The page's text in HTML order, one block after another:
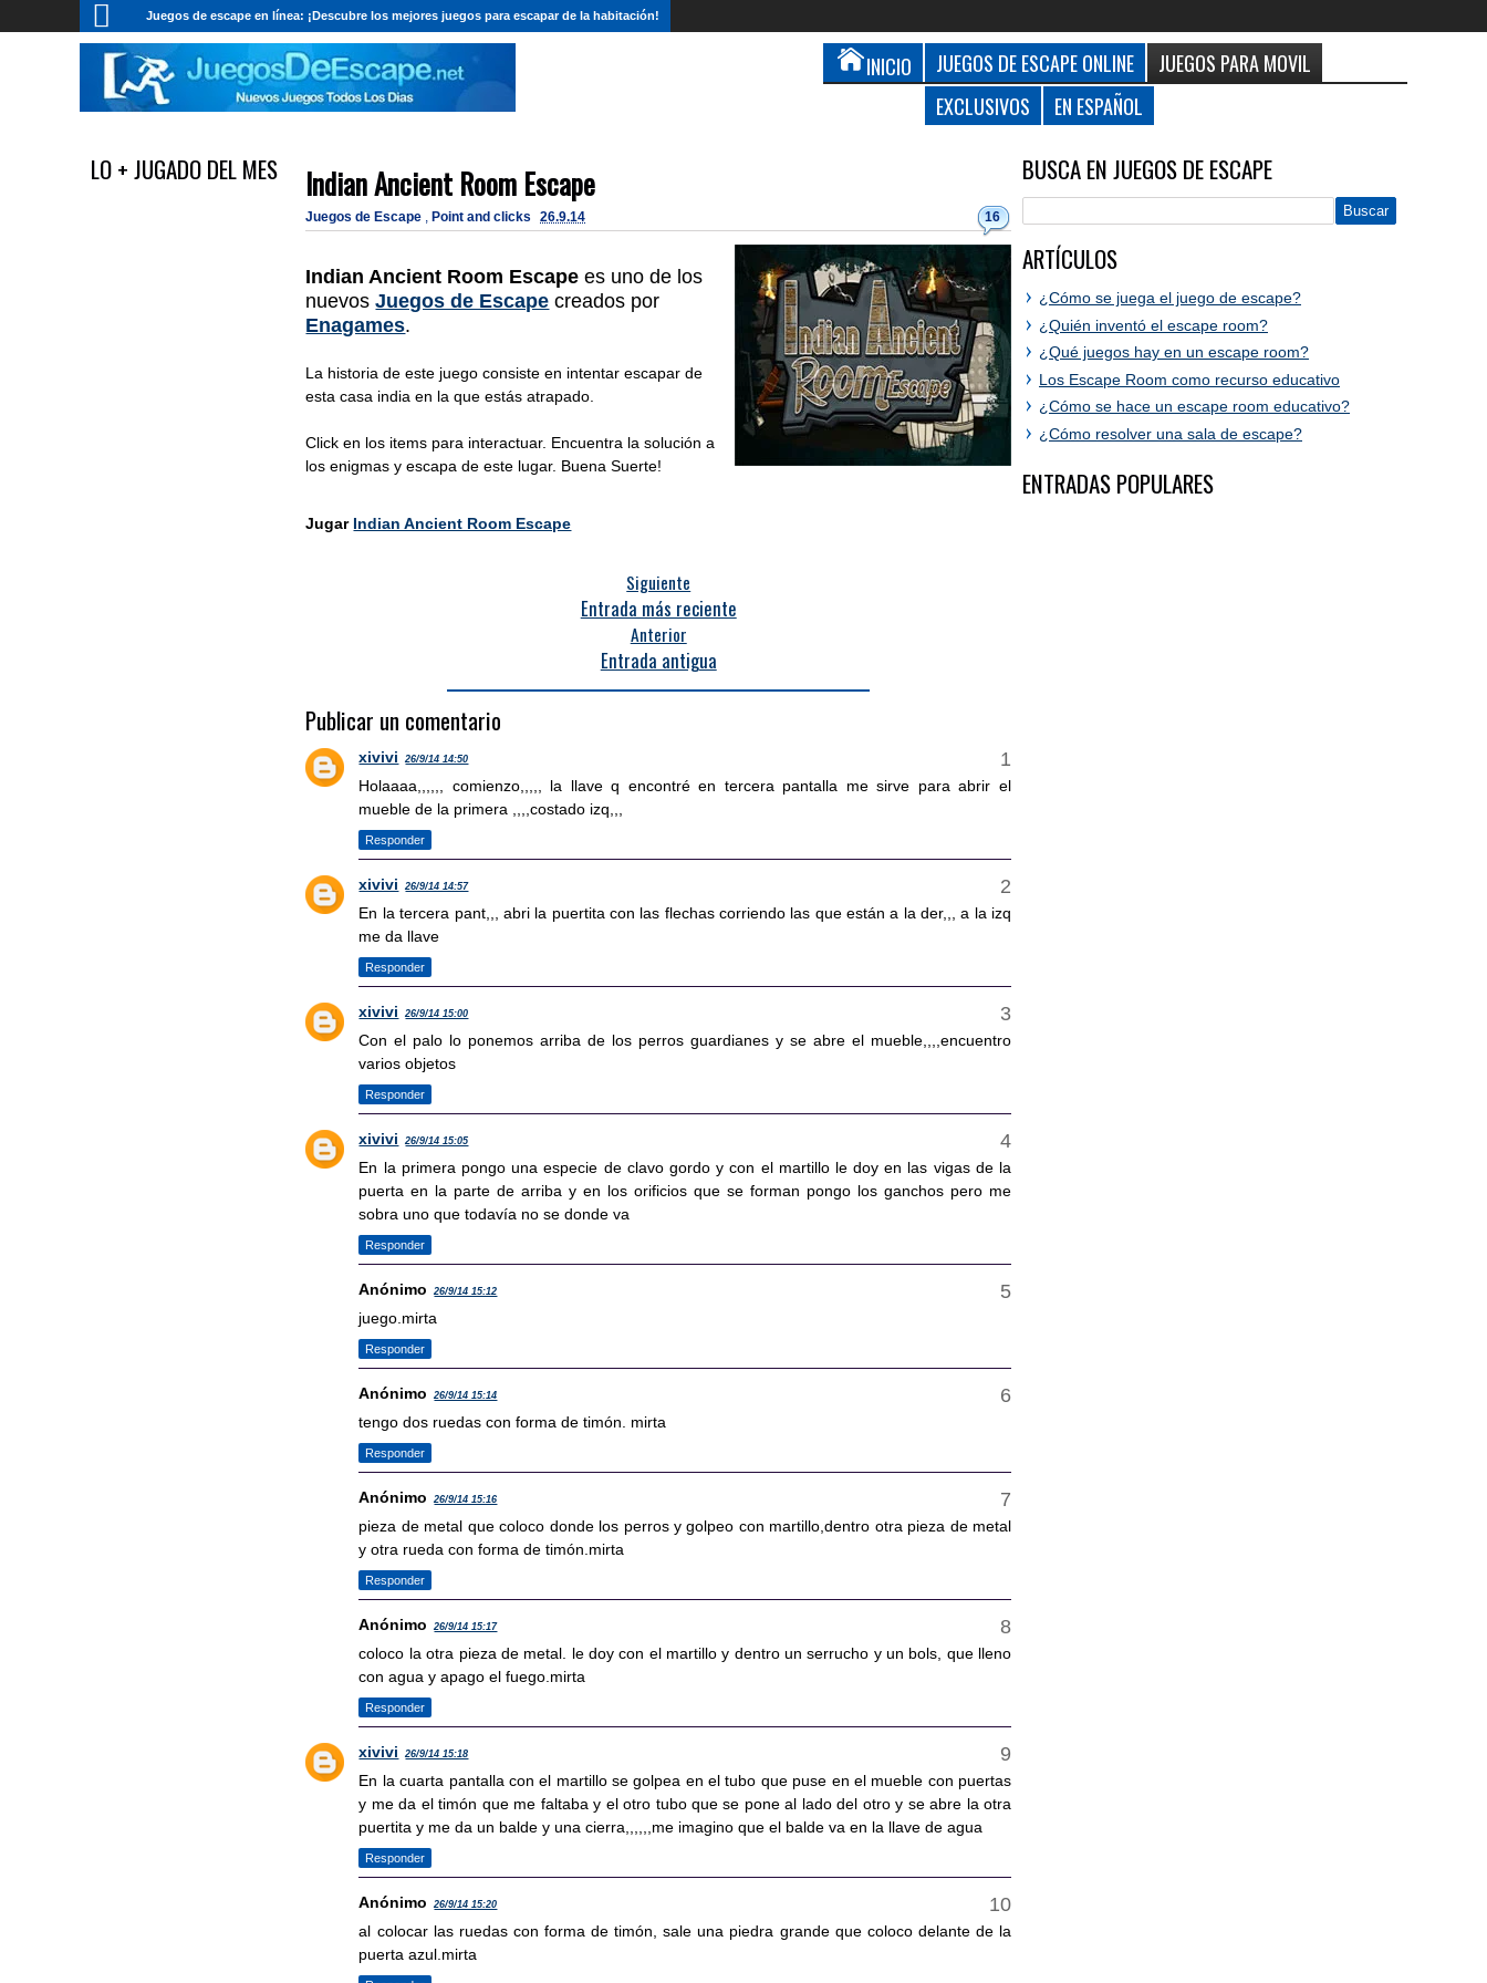
Juegos de escape en línea: ¡Descubre los mejores juegos para escapar de la habitación!
INICIO JUEGOS DE ESCAPE ONLINE
JUEGOS PARA MOVIL
EXCLUSIVOS
EN ESPAÑOL
Indian Ancient Room Escape
16
Juegos de Escape , Point and clicks 26.9.14
Indian Ancient Room Escape es uno de los
nuevosJuegos de Escape creados por
Enagames.
La historia de este juego consiste en intentar escapar de
esta casa india en la que estás atrapado.
Click en los items para interactuar. Encuentra la solución a
los enigmas y escapa de este lugar. Buena Suerte!
Jugar Indian Ancient Room Escape
Siguiente
Entrada más reciente
Anterior
Entrada antigua
Publicar un comentario
xivivi 26/9/14 14:50
Holaaaa,,,,,, comienzo,,,,, la llave q encontré en tercera pantalla me sirve para abrir el
mueble de la primera ,,,,costado izq,,,
Responder
xivivi 26/9/14 14:57
En la tercera pant,,, abri la puertita con las flechas corriendo las que están a la der,,, a la izq
me da llave
Responder
xivivi 26/9/14 15:00
Con el palo lo ponemos arriba de los perros guardianes y se abre el mueble,,,,encuentro
varios objetos
Responder
xivivi 26/9/14 15:05
En la primera pongo una especie de clavo gordo y con el martillo le doy en las vigas de la
puerta en la parte de arriba y en los orificios que se forman pongo los ganchos pero me
sobra uno que todavía no se donde va
Responder
Anónimo 26/9/14 15:12
juego.mirta
Responder
Anónimo 26/9/14 15:14
tengo dos ruedas con forma de timón. mirta
Responder
Anónimo 26/9/14 15:16
pieza de metal que coloco donde los perros y golpeo con martillo,dentro otra pieza de metal
y otra rueda con forma de timón.mirta
Responder
Anónimo 26/9/14 15:17
coloco la otra pieza de metal. le doy con el martillo y dentro un serrucho y un bols, que lleno
con agua y apago el fuego.mirta
Responder
xivivi 26/9/14 15:18
En la cuarta pantalla con el martillo se golpea en el tubo que puse en el mueble con puertas
y me da el timón que me faltaba y el otro tubo que se pone al lado del otro y se abre la otra
puertita y me da un balde y una cierra,,,,,,me imagino que el balde va en la llave de agua
Responder
Anónimo 26/9/14 15:20
al colocar las ruedas con forma de timón, sale una piedra grande que coloco delante de la
puerta azul.mirta
LO + JUGADO DEL MES BUSCA EN JUEGOS DE ESCAPE
ARTÍCULOS
¿Cómo se juega el juego de escape?
¿Quién inventó el escape room?
¿Qué juegos hay en un escape room?
Los Escape Room como recurso educativo
¿Cómo se hace un escape room educativo?
¿Cómo resolver una sala de escape?
ENTRADAS POPULARES